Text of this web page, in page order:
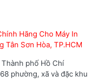
Hãng Cho Máy In
Tân Sơn Hòa, TP.HCM
phố Hồ Chí
phường, xã và đặc khu